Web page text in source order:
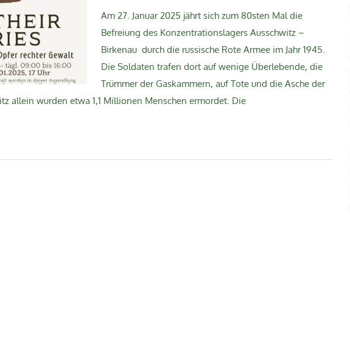
Am 27. Januar 2025 jährt sich zum 80sten Mal die
Befreiung des Konzentrationslagers Ausschwitz –
Birkenau durch die russische Rote Armee im Jahr 1945.
Die Soldaten trafen dort auf wenige Überlebende, die
Trümmer der Gaskammern, auf Tote und die Asche der
allein wurden etwa 1,1 Millionen Menschen ermordet. Die